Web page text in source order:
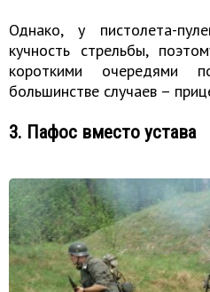
Однако, у пистолета-
кучность стрельбы,
короткими
большинстве случаев –
3. Пафос вместо устава